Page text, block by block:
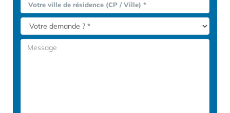
Votre ville de résidence (CP / Ville) *